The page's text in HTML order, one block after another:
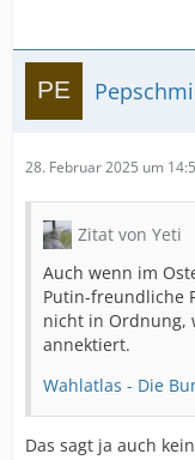
28. Februar 2025 um
Zitat von Yeti
Auch wenn im
Putin-freundliche
nicht in Ordnung,
annektiert.
Wahlatlas - Die
Das sagt ja auch